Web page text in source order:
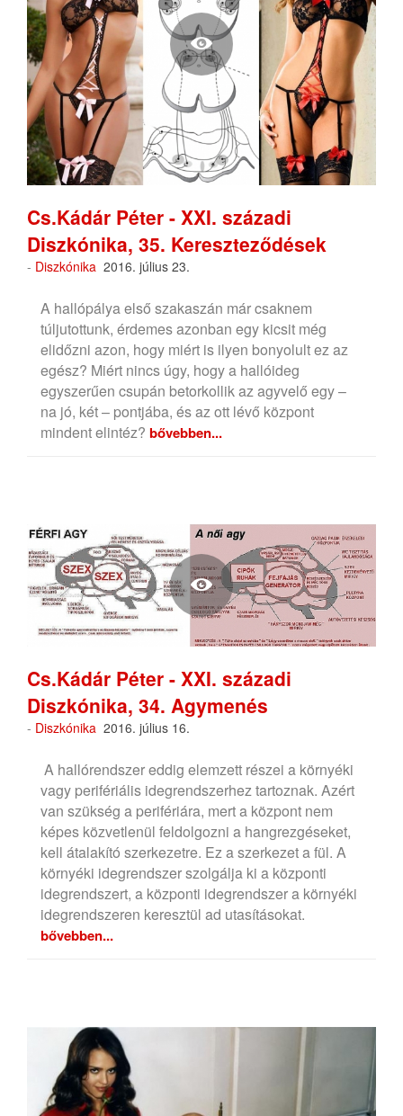
Cs.Kádár Péter - XXI. századi
Diszkónika, 35. Kereszteződések
- Diszkónika 2016. július 23.
A hallópálya első szakaszán már csaknem
túljutottunk, érdemes azonban egy kicsit még
elidőzni azon, hogy miért is ilyen bonyolult ez az
egész? Miért nincs úgy, hogy a hallóideg
egyszerűen csupán betorkollik az agyvelő egy –
na jó, két – pontjába, és az ott lévő központ
mindent elintéz? bővebben...
Cs.Kádár Péter - XXI. századi
Diszkónika, 34. Agymenés
- Diszkónika 2016. július 16.
A hallórendszer eddig elemzett részei a környéki
vagy perifériális idegrendszerhez tartoznak. Azért
van szükség a perifériára, mert a központ nem
képes közvetlenül feldolgozni a hangrezgéseket,
kell átalakító szerkezetre. Ez a szerkezet a fül. A
környéki idegrendszer szolgálja ki a központi
idegrendszert, a központi idegrendszer a környéki
idegrendszeren keresztül ad utasításokat.
bővebben...